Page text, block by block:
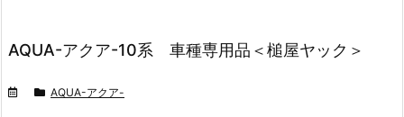
AQUA-アクア-10系 車種専用品＜槌屋ヤック＞
AQUA-アクア-